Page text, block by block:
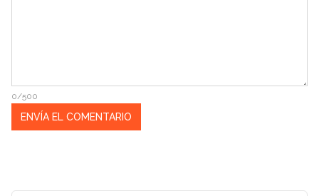
0/500